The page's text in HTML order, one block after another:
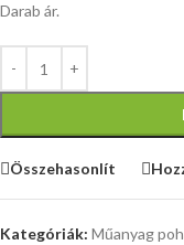
Darab ár.
Összehasonlít
Kategóriák: Műanyag